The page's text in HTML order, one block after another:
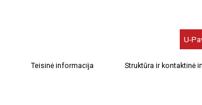
U-
Teisinė informacija Struktūra ir kontaktinė